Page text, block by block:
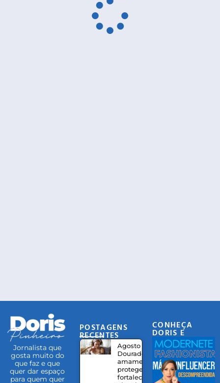
Jornalista que
gosta muito do
que faz e que
quer dar espaço
para quem quer
POSTAGENS
RECENTES
Agosto
Dourado:
amamentação
protege,
fortalece
CONHEÇA
DORIS E
EQUIPE